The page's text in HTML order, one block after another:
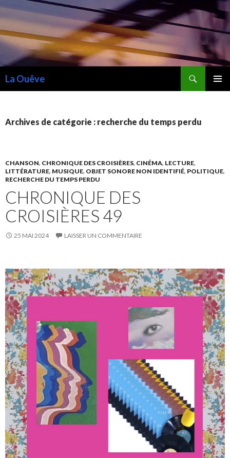
La Ouêve
Archives de catégorie : recherche du temps perdu
CHANSON, CHRONIQUE DES CROISIÈRES, CINÉMA, LECTURE,
LITTÉRATURE, MUSIQUE, OBJET SONORE NON IDENTIFIÉ, POLITIQUE,
RECHERCHE DU TEMPS PERDU
CHRONIQUE DES
CROISIÈRES 49
25 MAI 2024 LAISSER UN COMMENTAIRE